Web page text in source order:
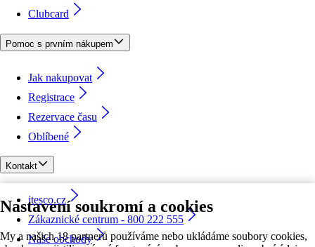
Nastavení soukromí a cookies
My a našich 18 partnerů používáme nebo ukládáme soubory cookies,
Clubcard
Pomoc s prvním nákupem
Jak nakupovat
Registrace
Rezervace času
Oblíbené
Kontakt
itesco.cz
Zákaznické centrum - 800 222 555
Naše obchody